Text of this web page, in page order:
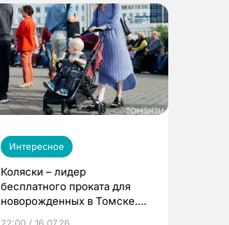
Интересное
Коляски – лидер
бесплатного проката для
новорожденных в Томске.